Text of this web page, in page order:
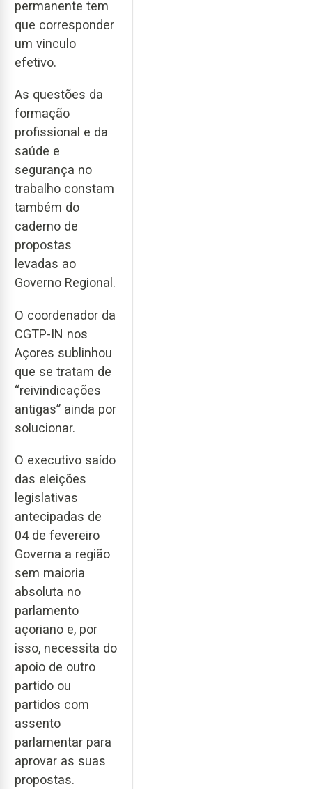
permanente tem
que corresponder
um vinculo
efetivo.
As questões da
formação
profissional e da
saúde e
segurança no
trabalho constam
também do
caderno de
propostas
levadas ao
Governo Regional.
O coordenador da
CGTP-IN nos
Açores sublinhou
que se tratam de
“reivindicações
antigas” ainda por
solucionar.
O executivo saído
das eleições
legislativas
antecipadas de
04 de fevereiro
Governa a região
sem maioria
absoluta no
parlamento
açoriano e, por
isso, necessita do
apoio de outro
partido ou
partidos com
assento
parlamentar para
aprovar as suas
propostas.